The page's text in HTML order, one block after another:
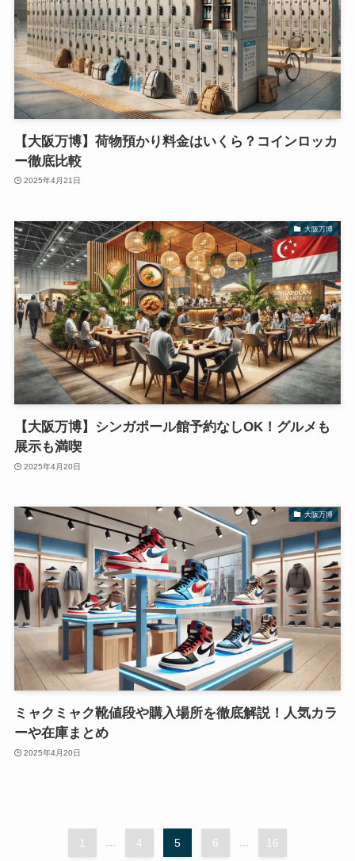
【大阪万博】荷物預かり料金はいくら？コインロッカ
ー徹底比較
2025年4月21日
大阪万博
【大阪万博】シンガポール館予約なしOK！グルメも
展示も満喫
2025年4月20日
大阪万博
ミャクミャク靴値段や購入場所を徹底解説！人気カラ
ーや在庫まとめ
2025年4月20日
1 ... 4 5 6 ... 16